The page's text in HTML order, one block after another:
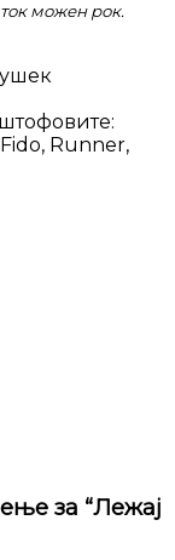
можен рок.
Runner,
за “Лежај